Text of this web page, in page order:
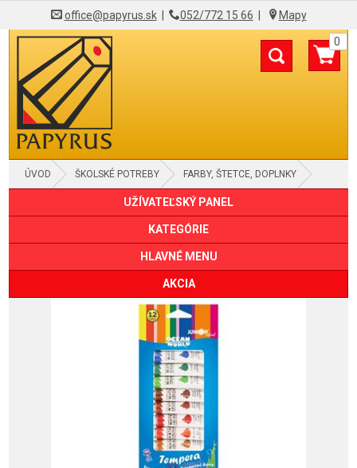
office@papyrus.sk| 052/772 15 66 Mapy
0
ÚVOD ŠKOLSKÉ POTREBY FARBY, ŠTETCE, DOPLNKY
UŽÍVATEĽSKÝ PANEL
KATEGÓRIE
HLAVNÉ MENU
AKCIA